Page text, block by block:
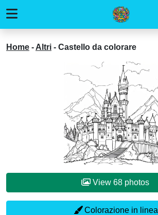
Home - Altri - Castello da colorare
View 68 photos
Colorazione in linea